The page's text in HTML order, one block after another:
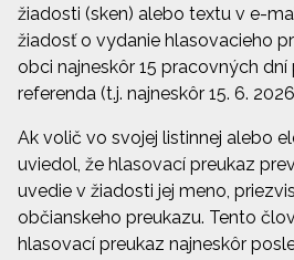
žiadosti (sken) alebo textu v e-
žiadosť o vydanie hlasovacieho
obci najneskôr 15 pracovných
referenda (t.j. najneskôr 15. 6.
Ak volič vo svojej listinnej alebo
uviedol, že hlasovací preukaz
uvedie v žiadosti jej meno,
občianskeho preukazu. Tento
hlasovací preukaz najneskôr